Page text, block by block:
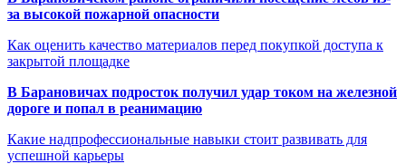
за высокой пожарной опасности
Как оценить качество материалов перед покупкой доступа к
закрытой площадке
В Барановичах подросток получил удар током на железной
дороге и попал в реанимацию
Какие надпрофессиональные навыки стоит развивать для
успешной карьеры